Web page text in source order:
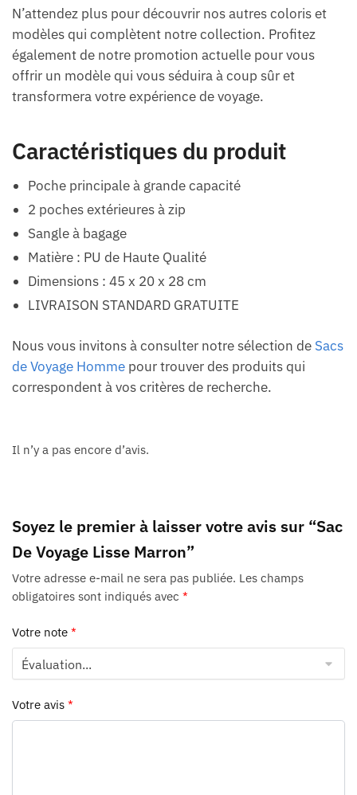
N’attendez plus pour découvrir nos autres coloris et
modèles qui complètent notre collection. Profitez
également de notre promotion actuelle pour vous
offrir un modèle qui vous séduira à coup sûr et
transformera votre expérience de voyage.
Caractéristiques du produit
Poche principale à grande capacité
2 poches extérieures à zip
Sangle à bagage
Matière : PU de Haute Qualité
Dimensions : 45 x 20 x 28 cm
LIVRAISON STANDARD GRATUITE
Nous vous invitons à consulter notre sélection de Sacs
de Voyage Homme pour trouver des produits qui
correspondent à vos critères de recherche.
Il n’y a pas encore d’avis.
Soyez le premier à laisser votre avis sur “Sac
De Voyage Lisse Marron”
Votre adresse e-mail ne sera pas publiée. Les champs
obligatoires sont indiqués avec *
Votre note *
Votre avis *